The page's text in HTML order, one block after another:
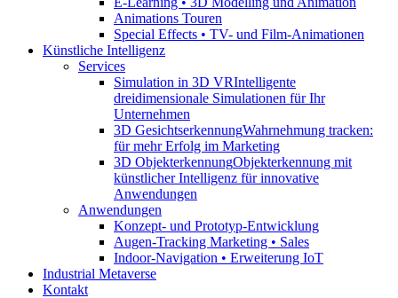
Animations Touren
Special Effects • TV- und Film-Animationen
Künstliche Intelligenz
Services
Simulation in 3D VRIntelligente
dreidimensionale Simulationen für Ihr
Unternehmen
3D GesichtserkennungWahrnehmung tracken:
für mehr Erfolg im Marketing
3D ObjekterkennungObjekterkennung mit
künstlicher Intelligenz für innovative
Anwendungen
Anwendungen
Konzept- und Prototyp-Entwicklung
Augen-Tracking Marketing • Sales
Indoor-Navigation • Erweiterung IoT
Industrial Metaverse
Kontakt